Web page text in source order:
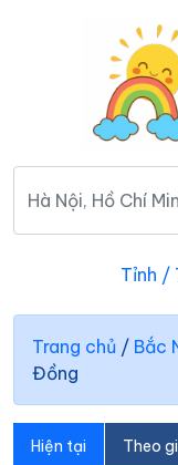
Tỉnh /
Trang chủ / Bắc
Đồng
Hiện tại Theo